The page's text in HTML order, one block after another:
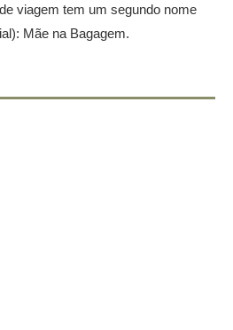
viagem tem um segundo nome
Mãe na Bagagem.